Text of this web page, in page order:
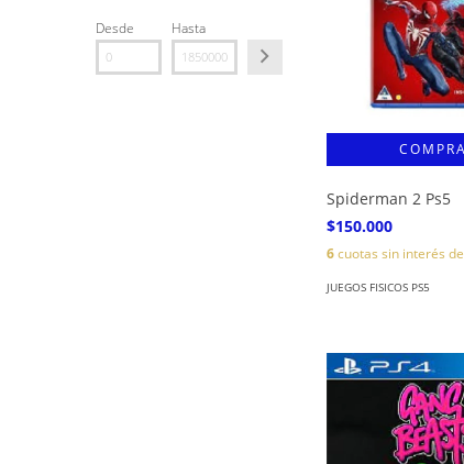
Desde Hasta
Spiderman 2 Ps5
$150.000
6cuotas sin interés de
JUEGOS FISICOS PS5